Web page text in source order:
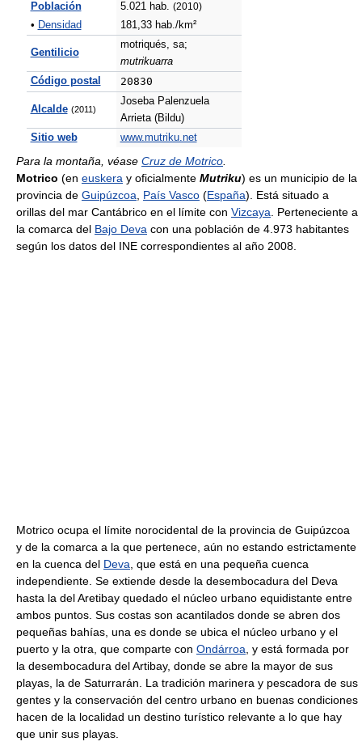
Población
5.021 hab. (2010)
• Densidad 181,33 hab./km²
Gentilicio
motriqués, sa;
mutrikuarra
Código postal
20830
Alcalde (2011)
Joseba Palenzuela
Arrieta (Bildu)
Sitio web
www.mutriku.net
Para la montaña, véase Cruz de Motrico
Motrico (en euskera y oficialmente Mutriku) es un municipio de la
provincia de Guipúzcoa País Vasco (España). Está situado a
orillas del mar Cantábrico en el límite con Vizcaya . Perteneciente a
la comarca del Bajo Deva con una población de 4.973 habitantes
según los datos del INE correspondientes al año 2008.
Motrico ocupa el límite norocidental de la provincia de Guipúzcoa
y de la comarca a la que pertenece, aún no estando estrictamente
en la cuenca del Deva , que está en una pequeña cuenca
independiente. Se extiende desde la desembocadura del Deva
hasta la del Aretibay quedado el núcleo urbano equidistante entre
ambos puntos. Sus costas son acantilados donde se abren dos
pequeñas bahías, una es donde se ubica el núcleo urbano y el
puerto y la otra, que comparte con Ondárroa , y está formada por
la desembocadura del Artibay, donde se abre la mayor de sus
playas, la de Saturrarán. La tradición marinera y pescadora de sus
gentes y la conservación del centro urbano en buenas condiciones
hacen de la localidad un destino turístico relevante a lo que hay
que unir sus playas.